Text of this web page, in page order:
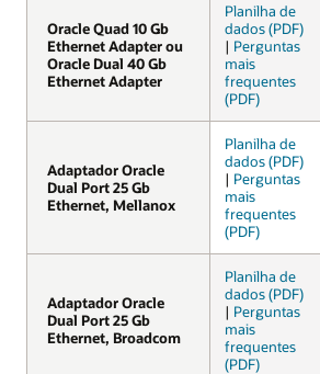
Oracle Quad 10 Gb
Ethernet Adapter ou
Oracle Dual 40 Gb
Ethernet Adapter
Planilha de
dados (PDF)
| Perguntas
mais
frequentes
(PDF)
Adaptador Oracle
Dual Port 25 Gb
Ethernet, Mellanox
Planilha de
dados (PDF)
| Perguntas
mais
frequentes
(PDF)
Adaptador Oracle
Dual Port 25 Gb
Ethernet, Broadcom
Planilha de
dados (PDF)
| Perguntas
mais
frequentes
(PDF)
Oracle Quad 10 Gb
Ethernet Adapter ou
Oracle Dual 40 Gb
Ethernet Adapter
Adaptador Oracle
Dual Port 25 Gb
Ethernet, Mellanox
Adaptador Oracle
Dual Port 25 Gb
Ethernet, Broadcom